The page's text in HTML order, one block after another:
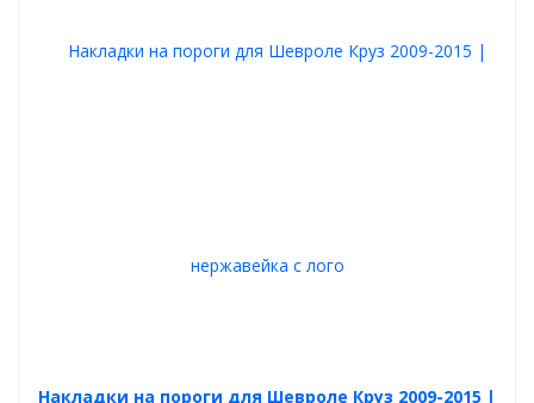
Накладки на пороги для Шевроле Круз 2009-2015 |